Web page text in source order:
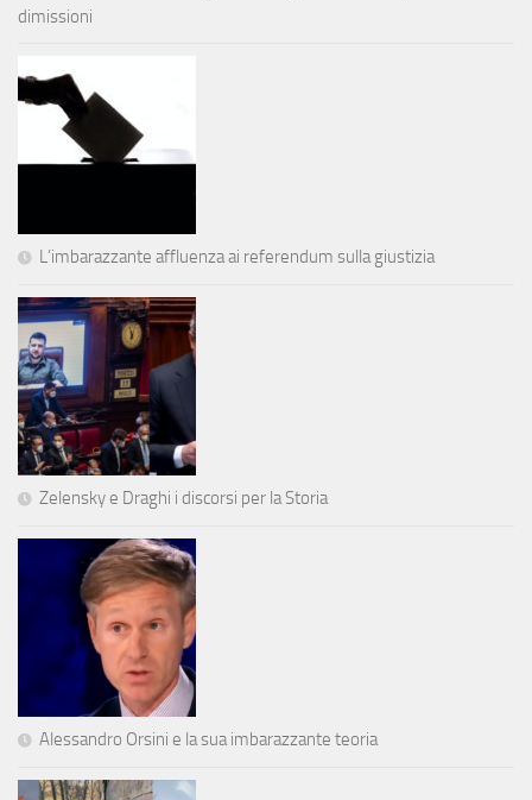
dimissioni
L’imbarazzante affluenza ai referendum sulla giustizia
Zelensky e Draghi i discorsi per la Storia
Alessandro Orsini e la sua imbarazzante teoria